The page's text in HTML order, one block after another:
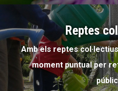
Reptes
Amb els reptes
moment puntual per